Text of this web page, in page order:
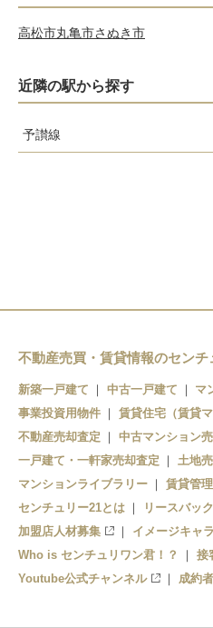
高松市丸亀市さぬき市
近隣の駅から探す
予讃線
不動産売買・賃貸情報のセンチ
新築一戸建て 中古一戸建て マ
事業投資用物件
賃貸住宅（賃貸
不動産売却査定
中古マンション
一戸建て・一軒家売却査定
土地
マンションライブラリー
賃貸管理
センチュリー21とは
リースバック
加盟店人材募集
イメージキャ
Who is センチュリワン君！？
接
Youtube公式チャンネル
成約